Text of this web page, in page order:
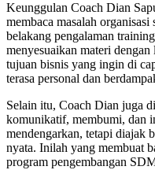
Keunggulan Coach Dian
membaca masalah
belakang pengalaman
menyesuaikan materi dengan
tujuan bisnis yang ingin di
terasa personal dan
Selain itu, Coach Dian juga
komunikatif, membumi, dan
mendengarkan, tetapi diajak
nyata. Inilah yang membuat
program pengembangan